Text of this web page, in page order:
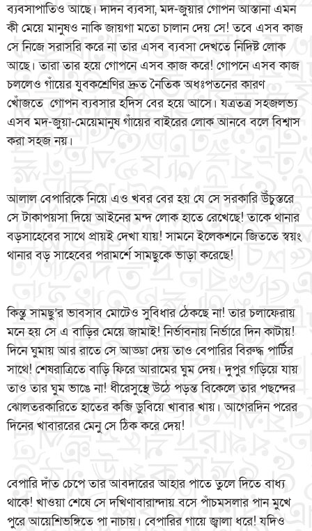
ব্যবসাপাতিও আছে। দাদন ব্যবসা, মদ-জুয়ার গোপন আস্তানা এমন
কী মেয়ে মানুষও নাকি জায়গা মতো চালান দেয় সে! তবে এসব কাজ
সে নিজে সরাসরি করে না তার এসব ব্যবসা দেখতে নিদিষ্ট লোক
আছে। তারা তার হয়ে গোপনে এসব কাজ করে! গোপনে এসব কাজ
চললেও গাঁয়ের যুবকশ্রেণির দ্রুত নৈতিক অধঃপতনের কারণ
খোঁজতে গোপন ব্যবসার হদিস বের হয়ে আসে। যত্রতত্র সহজলভ্য
এসব মদ-জুয়া-মেয়েমানুষ গাঁয়ের বাইরের লোক আনবে বলে বিশ্বাস
করা সহজ নয়।
আলাল বেপারিকে নিয়ে এও খবর বের হয় যে সে সরকারি উঁচুস্তরে
সে টাকাপয়সা দিয়ে আইনের মন্দ লোক হাতে রেখেছে! তাকে থানার
বড়সাহেবের সাথে প্রায়ই দেখা যায়! সামনে ইলেকশনে জিততে স্বয়ং
থানার বড় সাহেবের পরামর্শে সামছুকে ভাড়া করেছে!
কিন্তু সামছু’র ভাবসাব মোটেও সুবিধার ঠেকছে না! তার চলাফেরায়
মনে হয় সে এ বাড়ির মেয়ে জামাই! নির্ভাবনায় নির্ভারে দিন কাটায়!
দিনে ঘুমায় আর রাতে সে আড্ডা দেয় তাও বেপারির বিরুদ্ধ পার্টির
সাথে! শেষরাত্রিতে বাড়ি ফিরে আরামের ঘুম দেয়। দুপুর গড়িয়ে যায়
তাও তার ঘুম ভাঙে না! ধীরেসুস্থে উঠে পড়ন্ত বিকেলে তার পছন্দের
ঝোলতরকারিতে হাতের কব্জি ডুবিয়ে খাবার খায়। আগেরদিন পরের
দিনের খাবাররের মেনু সে ঠিক করে দেয়!
বেপারি দাঁত চেপে তার আবদারের আহার পাতে তুলে দিতে বাধ্য
থাকে! খাওয়া শেষে সে দখিণাবারান্দায় বসে পাঁচমসলার পান মুখে
পুরে আয়েশিভঙ্গিতে পা নাচায়। বেপারির গায়ে জ্বালা ধরে! যদিও